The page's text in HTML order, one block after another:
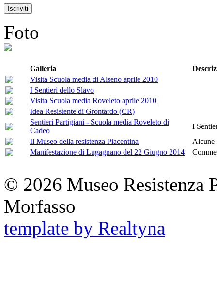
Foto
Galleria
Visita Scuola media di Alseno aprile 2010
I Sentieri dello Slavo
Visita Scuola media Roveleto aprile 2010
Idea Resistente di Grontardo (CR)
Sentieri Partigiani - Scuola media Roveleto di
Cadeo
I
Il Museo della resistenza Piacentina
Alcune
Manifestazione di Lugagnano del 22 Giugno 2014
© 2026 Museo Resistenza
Morfasso
template by Realtyna